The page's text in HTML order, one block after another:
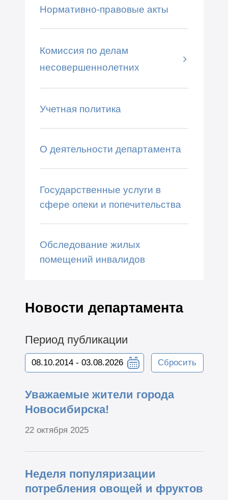
Нормативно-правовые акты
Комиссия по делам
несовершеннолетних
Учетная политика
О деятельности департамента
Государственные услуги в
сфере опеки и попечительства
Обследование жилых
помещений инвалидов
Новости департамента
Период публикации
Сбросить
Уважаемые жители города
Новосибирска!
22 октября 2025
Неделя популяризации
потребления овощей и фруктов